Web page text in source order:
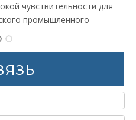
чувствительности для
промышленного